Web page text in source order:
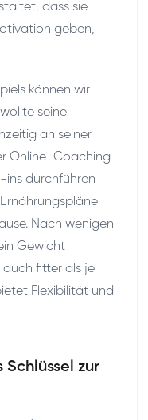
dass sie
geben,
können wir
seine
an seiner
Online-Coaching
ins durchführen
Nach wenigen
Gewicht
auch fitter als je
Flexibilität und
zur